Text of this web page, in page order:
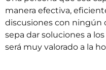
manera efectiva,
discusiones con ningún
sepa dar soluciones a
será muy valorado a la